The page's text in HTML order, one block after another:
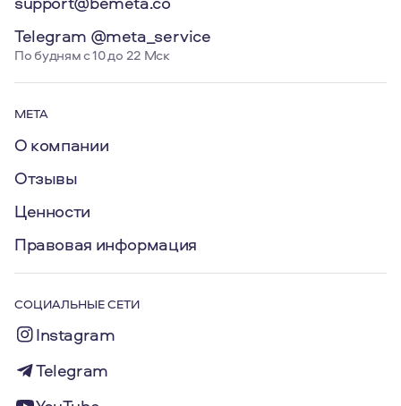
Telegram @meta_service
По будням с 10 до 22 Мск
МЕТА
О компании
Отзывы
Ценности
Правовая информация
СОЦИАЛЬНЫЕ СЕТИ
Instagram
Telegram